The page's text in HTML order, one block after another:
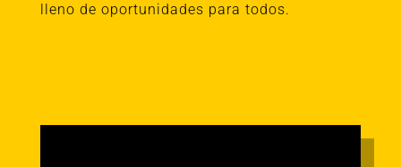
lleno de oportunidades para todos.